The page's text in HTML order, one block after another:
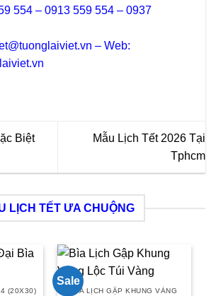
554 – 0913 559 554 – 0937
– Web:
Biệt
Mẫu Lịch Tết 2026 Tại
Tphcm
LỊCH TẾT ƯA CHUỘNG
(20X30)
Sale
BÌA LỊCH GẬP KHUNG VÀNG